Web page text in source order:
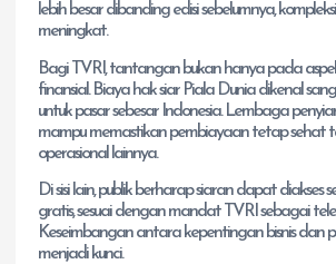
lebih besar dibanding edisi sebelumnya,
meningkat.
Bagi TVRI, tantangan bukan hanya pada
finansial. Biaya hak siar Piala Dunia dikenal
untuk pasar sebesar Indonesia. Lembaga
mampu memastikan pembiayaan tetap sehat
operasional lainnya.
Di sisi lain, publik berharap siaran dapat diakses
gratis, sesuai dengan mandat TVRI sebagai
Keseimbangan antara kepentingan bisnis dan
menjadi kunci.